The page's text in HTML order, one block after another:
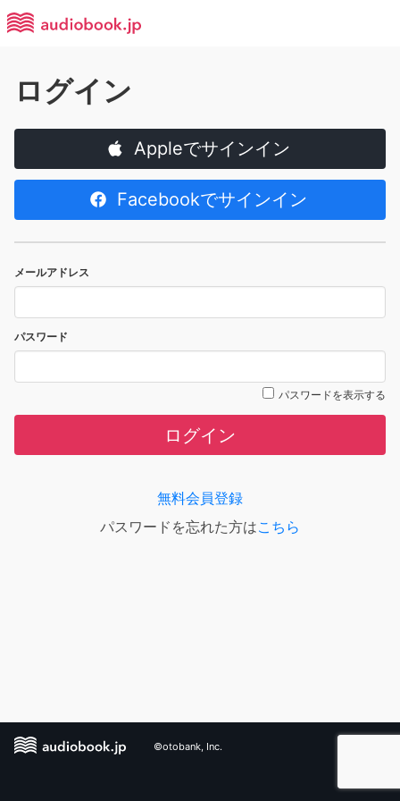
ログイン
Appleでサインイン
Facebookでサインイン
メールアドレス
パスワード
パスワードを表示する
ログイン
無料会員登録
パスワードを忘れた方はこちら
©otobank, Inc.